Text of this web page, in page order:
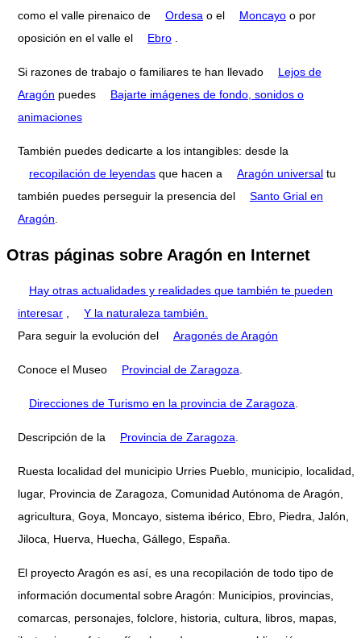
como el valle pirenaico de
Ordesa o el Moncayo o por
oposición en el valle el
Ebro
Si razones de trabajo o familiares te han llevado
Lejos de
Aragón puedes
Bajarte imágenes de fondo, sonidos o
animaciones
También puedes dedicarte a los intangibles: desde la
recopilación de leyendas que hacen a Aragón universal tu
también puedes perseguir la presencia del
Santo Grial en
Aragón
Otras páginas sobre Aragón en Internet
Hay otras actualidades y realidades que también te pueden
interesar
Y la naturaleza también.
Para seguir la evolución del
Aragonés de Aragón
Conoce el Museo Provincial de Zaragoza
Direcciones de Turismo en la provincia de Zaragoza
Descripción de la Provincia de Zaragoza
Ruesta localidad del municipio Urries Pueblo, municipio, localidad,
lugar, Provincia de Zaragoza, Comunidad Autónoma de Aragón,
agricultura, Goya, Moncayo, sistema ibérico, Ebro, Piedra, Jalón,
Jiloca, Huerva, Huecha, Gállego, España.
El proyecto Aragón es así, es una recopilación de todo tipo de
información documental sobre Aragón: Municipios, provincias,
comarcas, personajes, folclore, historia, cultura, libros, mapas,